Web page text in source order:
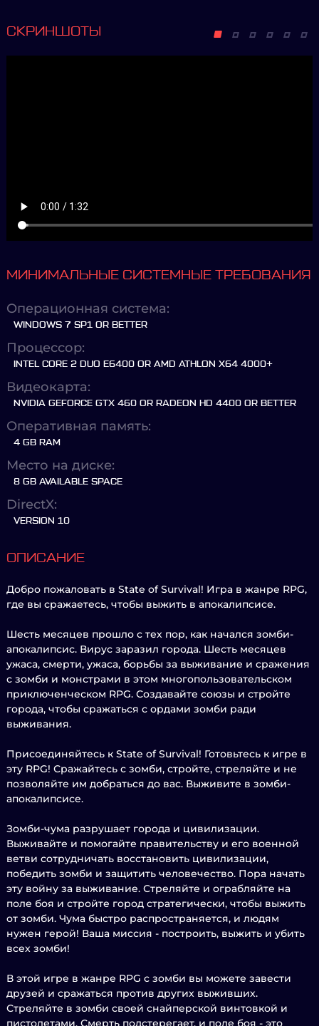
СКРИНШОТЫ
МИНИМАЛЬНЫЕ СИСТЕМНЫЕ ТРЕБОВАНИЯ
Операционная система:
WINDOWS 7 SP1 OR BETTER
Процессор:
INTEL CORE 2 DUO E6400 OR AMD ATHLON X64 4000+
Видеокарта:
NVIDIA GEFORCE GTX 460 OR RADEON HD 4400 OR BETTER
Оперативная память:
4 GB RAM
Место на диске:
8 GB AVAILABLE SPACE
DirectX:
VERSION 10
ОПИСАНИЕ
Добро пожаловать в State of Survival! Игра в жанре RPG,
где вы сражаетесь, чтобы выжить в апокалипсисе.
Шесть месяцев прошло с тех пор, как начался зомби-
апокалипсис. Вирус заразил города. Шесть месяцев
ужаса, смерти, ужаса, борьбы за выживание и сражения
с зомби и монстрами в этом многопользовательском
приключенческом RPG. Создавайте союзы и стройте
города, чтобы сражаться с ордами зомби ради
выживания.
Присоединяйтесь к State of Survival! Готовьтесь к игре в
эту RPG! Сражайтесь с зомби, стройте, стреляйте и не
позволяйте им добраться до вас. Выживите в зомби-
апокалипсисе.
Зомби-чума разрушает города и цивилизации.
Выживайте и помогайте правительству и его военной
ветви сотрудничать восстановить цивилизации,
победить зомби и защитить человечество. Пора начать
эту войну за выживание. Стреляйте и ограбляйте на
поле боя и стройте город стратегически, чтобы выжить
от зомби. Чума быстро распространяется, и людям
нужен герой! Ваша миссия - построить, выжить и убить
всех зомби!
В этой игре в жанре RPG с зомби вы можете завести
друзей и сражаться против других выживших.
Стреляйте в зомби своей снайперской винтовкой и
пистолетами. Смерть подстерегает, и поле боя - это